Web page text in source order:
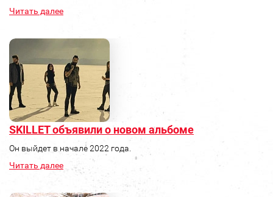
Читать далее
SKILLET объявили о новом альбоме
Он выйдет в начале 2022 года.
Читать далее